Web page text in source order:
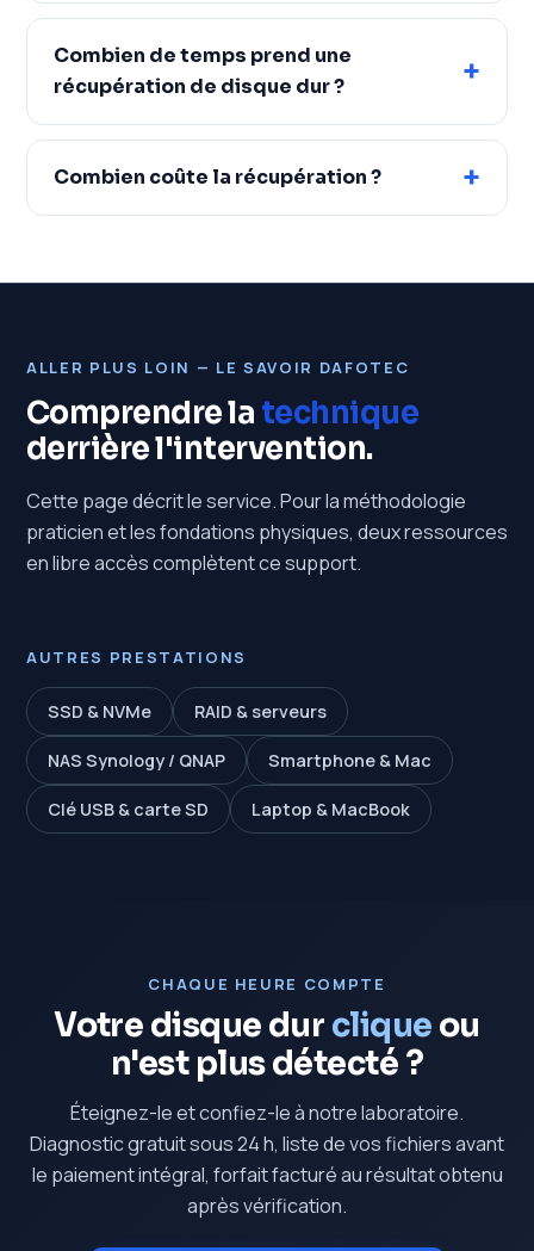
Combien de temps prend une
récupération de disque dur ?
+
Combien coûte la récupération ? +
ALLER PLUS LOIN — LE SAVOIR DAFOTEC
Comprendre la technique
derrière l'intervention.
Cette page décrit le service. Pour la méthodologie
praticien et les fondations physiques, deux ressources
en libre accès complètent ce support.
AUTRES PRESTATIONS
SSD & NVMe RAID & serveurs
NAS Synology / QNAP Smartphone & Mac
Clé USB & carte SD Laptop & MacBook
CHAQUE HEURE COMPTE
Votre disque dur clique ou
n'est plus détecté ?
Éteignez-le et confiez-le à notre laboratoire.
Diagnostic gratuit sous 24 h, liste de vos fichiers avant
le paiement intégral, forfait facturé au résultat obtenu
après vérification.